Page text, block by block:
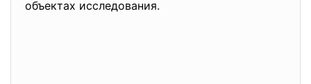
объектах исследования.